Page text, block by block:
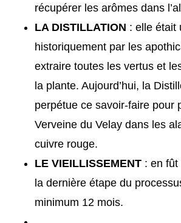
récupérer les arômes dans
LA DISTILLATION : elle était
historiquement par les
extraire toutes les vertus et
la plante. Aujourd’hui, la
perpétue ce savoir-faire pour
Verveine du Velay dans les
cuivre rouge.
LE VIEILLISSEMENT : en
la dernière étape du
minimum 12 mois.